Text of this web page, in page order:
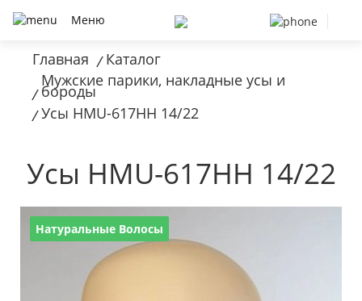
Меню
Главная / Каталог
/
Мужские парики, накладные усы и
бороды
/ Усы HMU-617HH 14/22
Усы HMU-617HH 14/22
Натуральные Волосы